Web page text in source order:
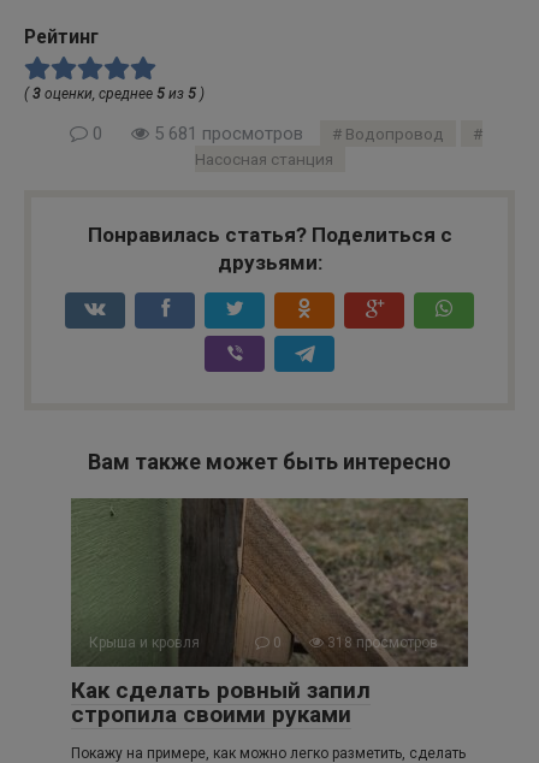
Рейтинг
( 3 оценки, среднее 5 из 5 )
0 5 681 просмотров
Водопровод
Насосная станция
Понравилась статья? Поделиться с
друзьями:
Вам также может быть интересно
Крыша и кровля 0 318 просмотров
Как сделать ровный запил
стропила своими руками
Покажу на примере, как можно легко разметить, сделать